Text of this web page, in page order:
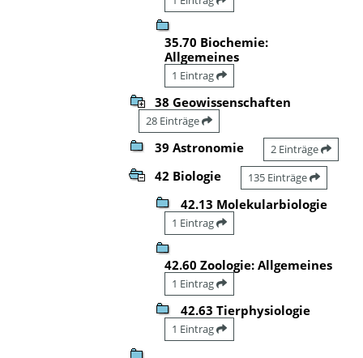
35.70 Biochemie:
Allgemeines
1 Eintrag
38 Geowissenschaften
28 Einträge
39 Astronomie 2 Einträge
42 Biologie 135 Einträge
42.13 Molekularbiologie
1 Eintrag
42.60 Zoologie: Allgemeines
1 Eintrag
42.63 Tierphysiologie
1 Eintrag